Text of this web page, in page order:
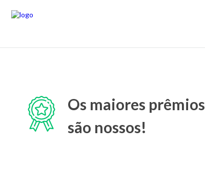
Os maiores prêmios
são nossos!